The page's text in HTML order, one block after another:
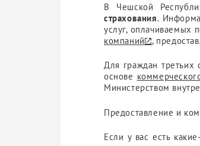
В Чешской
страхования.
услуг, оплачиваемых
компаний
,
Для граждан третьих
основе
Министерством
Предоставление и
Если у вас есть